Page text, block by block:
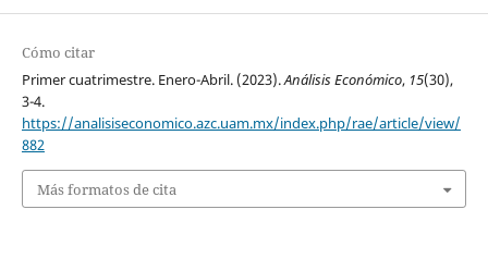
Cómo citar
Primer cuatrimestre. Enero-Abril. (2023).Análisis Económico, 15(30),
3-4.
https://analisiseconomico.azc.uam.mx/index.php/rae/article/view/
882
Más formatos de cita